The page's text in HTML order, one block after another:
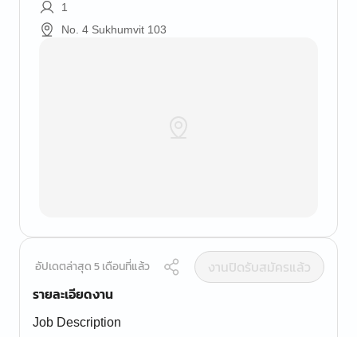
1
No. 4 Sukhumvit 103
อัปเดตล่าสุด 5 เดือนที่แล้ว
งานปิดรับสมัครแล้ว
รายละเอียดงาน
Job Description